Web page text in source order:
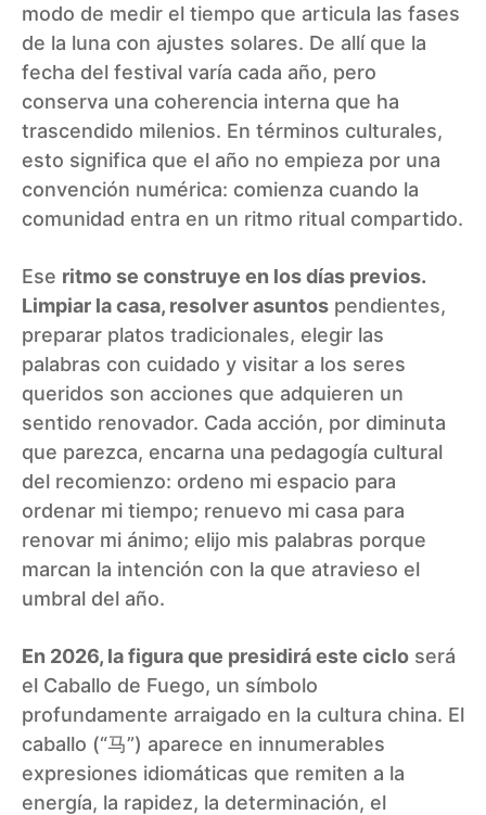
modo de medir el tiempo que articula las fases
de la luna con ajustes solares. De allí que la
fecha del festival varía cada año, pero
conserva una coherencia interna que ha
trascendido milenios. En términos culturales,
esto significa que el año no empieza por una
convención numérica: comienza cuando la
comunidad entra en un ritmo ritual compartido.
Ese ritmo se construye en los días previos.
Limpiar la casa, resolver asuntos pendientes,
preparar platos tradicionales, elegir las
palabras con cuidado y visitar a los seres
queridos son acciones que adquieren un
sentido renovador. Cada acción, por diminuta
que parezca, encarna una pedagogía cultural
del recomienzo: ordeno mi espacio para
ordenar mi tiempo; renuevo mi casa para
renovar mi ánimo; elijo mis palabras porque
marcan la intención con la que atravieso el
umbral del año.
En 2026, la figura que presidirá este ciclo será
el Caballo de Fuego, un símbolo
profundamente arraigado en la cultura china. El
caballo (“马”) aparece en innumerables
expresiones idiomáticas que remiten a la
energía, la rapidez, la determinación, el